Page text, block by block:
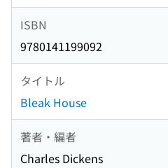
ISBN
9780141199092
タイトル
Bleak House
著者・編者
Charles Dickens